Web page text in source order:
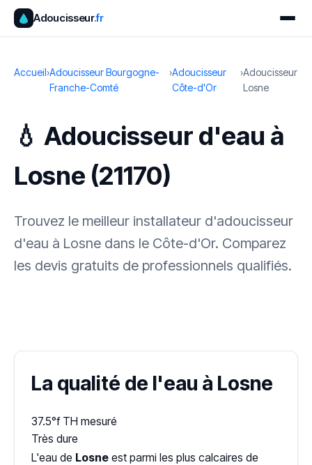
Adoucisseur.fr
Accueil›Adoucisseur Bourgogne-
Franche-Comté
›Adoucisseur
Côte-d'Or
›Adoucisseur
Losne
💧 Adoucisseur d'eau à
Losne (21170)
Trouvez le meilleur installateur d'adoucisseur
d'eau à Losne dans le Côte-d'Or. Comparez
les devis gratuits de professionnels qualifiés.
La qualité de l'eau à Losne
37.5°f TH mesuré
Très dure
L'eau de Losne est parmi les plus calcaires de